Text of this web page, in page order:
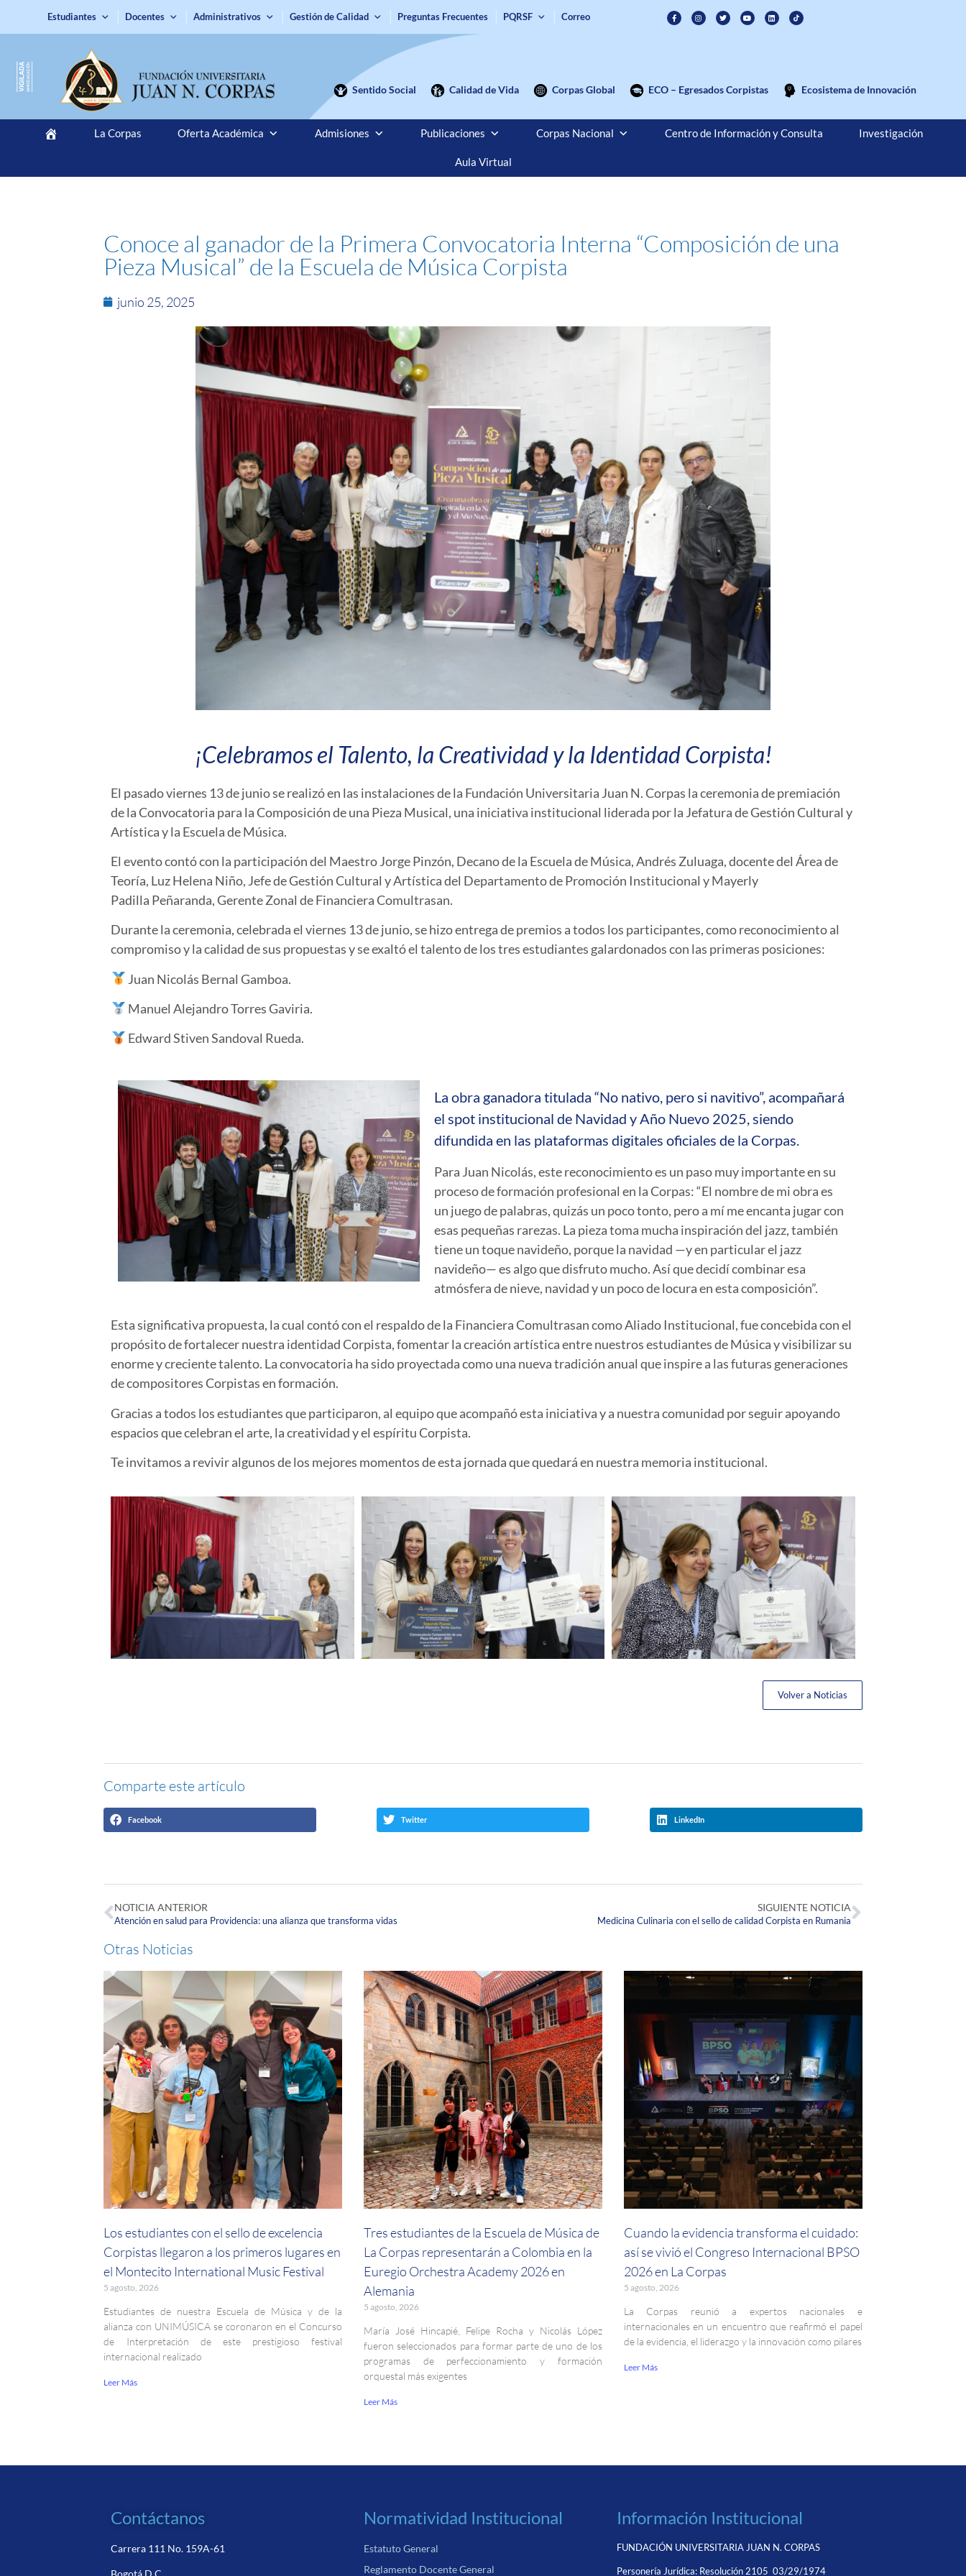
Estudiantes Docentes Administrativos Gestión de Calidad Preguntas Frecuentes PQRSF Correo
Sentido Social Calidad de Vida Corpas Global ECO – Egresados Corpistas Ecosistema de Innovación
La Corpas Oferta Académica Admisiones Publicaciones Corpas Nacional Centro de Información y Consulta Investigación
Aula Virtual
Conoce al ganador de la Primera Convocatoria Interna “Composición de una
Pieza Musical” de la Escuela de Música Corpista
junio 25, 2025
¡Celebramos el Talento, la Creatividad y la Identidad Corpista!
El pasado viernes 13 de junio se realizó en las instalaciones de la Fundación Universitaria Juan N. Corpas la ceremonia de premiación
de la Convocatoria para la Composición de una Pieza Musical, una iniciativa institucional liderada por la Jefatura de Gestión Cultural y
Artística y la Escuela de Música.
El evento contó con la participación del Maestro Jorge Pinzón, Decano de la Escuela de Música, Andrés Zuluaga, docente del Área de
Teoría, Luz Helena Niño, Jefe de Gestión Cultural y Artística del Departamento de Promoción Institucional y Mayerly
Padilla Peñaranda, Gerente Zonal de Financiera Comultrasan.
Durante la ceremonia, celebrada el viernes 13 de junio, se hizo entrega de premios a todos los participantes, como reconocimiento al
compromiso y la calidad de sus propuestas y se exaltó el talento de los tres estudiantes galardonados con las primeras posiciones:
Juan Nicolás Bernal Gamboa.
Manuel Alejandro Torres Gaviria.
Edward Stiven Sandoval Rueda.
La obra ganadora titulada “No nativo, pero si navitivo”, acompañará
el spot institucional de Navidad y Año Nuevo 2025, siendo
difundida en las plataformas digitales oficiales de la Corpas.
Para Juan Nicolás, este reconocimiento es un paso muy importante en su
proceso de formación profesional en la Corpas: “El nombre de mi obra es
un juego de palabras, quizás un poco tonto, pero a mí me encanta jugar con
esas pequeñas rarezas. La pieza toma mucha inspiración del jazz, también
tiene un toque navideño, porque la navidad —y en particular el jazz
navideño— es algo que disfruto mucho. Así que decidí combinar esa
atmósfera de nieve, navidad y un poco de locura en esta composición”.
Esta significativa propuesta, la cual contó con el respaldo de la Financiera Comultrasan como Aliado Institucional, fue concebida con el
propósito de fortalecer nuestra identidad Corpista, fomentar la creación artística entre nuestros estudiantes de Música y visibilizar su
enorme y creciente talento. La convocatoria ha sido proyectada como una nueva tradición anual que inspire a las futuras generaciones
de compositores Corpistas en formación.
Gracias a todos los estudiantes que participaron, al equipo que acompañó esta iniciativa y a nuestra comunidad por seguir apoyando
espacios que celebran el arte, la creatividad y el espíritu Corpista.
Te invitamos a revivir algunos de los mejores momentos de esta jornada que quedará en nuestra memoria institucional.
Volver a Noticias
Comparte este artículo
Facebook Twitter LinkedIn
NOTICIA ANTERIOR
Atención en salud para Providencia: una alianza que transforma vidas
SIGUIENTE NOTICIA
Medicina Culinaria con el sello de calidad Corpista en Rumania
Otras Noticias
Los estudiantes con el sello de excelencia
Corpistas llegaron a los primeros lugares en
el Montecito International Music Festival
5 agosto, 2026
Estudiantes de nuestra Escuela de Música y de la
alianza con UNIMÚSICA se coronaron en el Concurso
de Interpretación de este prestigioso festival
internacional realizado
Leer Más
Tres estudiantes de la Escuela de Música de
La Corpas representarán a Colombia en la
Euregio Orchestra Academy 2026 en
Alemania
5 agosto, 2026
María José Hincapié, Felipe Rocha y Nicolás López
fueron seleccionados para formar parte de uno de los
programas de perfeccionamiento y formación
orquestal más exigentes
Leer Más
Cuando la evidencia transforma el cuidado:
así se vivió el Congreso Internacional BPSO
2026 en La Corpas
5 agosto, 2026
La Corpas reunió a expertos nacionales e
internacionales en un encuentro que reafirmó el papel
de la evidencia, el liderazgo y la innovación como pilares
Leer Más
Contáctanos
Carrera 111 No. 159A-61
Normatividad Institucional
Estatuto General
Reglamento Docente General
Información Institucional
FUNDACIÓN UNIVERSITARIA JUAN N. CORPAS
Personería Jurídica: Resolución 2105 03/29/1974